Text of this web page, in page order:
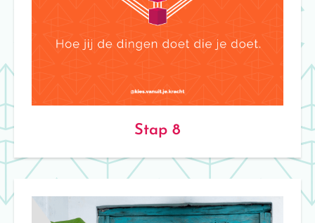
Stap 8